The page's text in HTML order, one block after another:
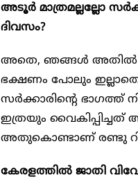
അടൂർ മാത്രമല്ലല്ലോ
ദിവസം?
അതെ, ഞങ്ങൾ അതിൽ
ഭക്ഷണം പോലും
സർക്കാരിന്റെ ഭാ​ഗത്ത്
ഇത്രയും
അതുകൊണ്ടാണ് രണ്ടു
കേരളത്തിൽ ജാതി